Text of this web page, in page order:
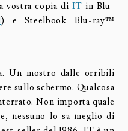
vostra copia di IT in Blu-
) e Steelbook Blu-ray™
Un mostro dalle orribili
sullo schermo. Qualcosa
Non importa quale
nessuno lo sa meglio di